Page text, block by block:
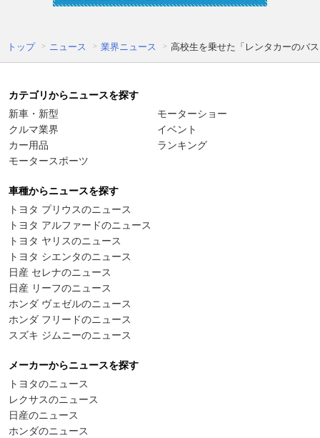
トップ ニュース 業界ニュース 高校生を乗せた「レンタカーのバ
カテゴリからニュースを探す
新車・新型
クルマ業界
カー用品
モータースポーツ
モーターショー
イベント
ランキング
車種からニュースを探す
トヨタ プリウスのニュース
トヨタ アルファードのニュース
トヨタ ヤリスのニュース
トヨタ シエンタのニュース
日産 セレナのニュース
日産 リーフのニュース
ホンダ ヴェゼルのニュース
ホンダ フリードのニュース
スズキ ジムニーのニュース
メーカーからニュースを探す
トヨタのニュース
レクサスのニュース
日産のニュース
ホンダのニュース